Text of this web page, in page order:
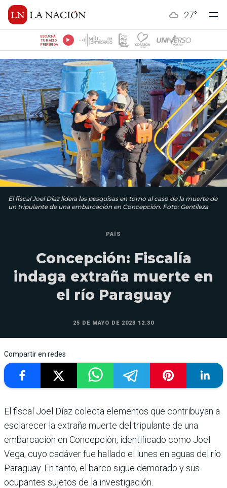
27°
ESCUCHÁ
TU RADIO
PREFERIDA
El fiscal Joel Díaz lidera las pesquisas en torno al caso de la muerte de
un tripulante de una embarcación en Concepción. Foto: Gentileza
PAÍS
Concepción: Fiscalía
indaga extraña muerte en
el río Paraguay
25 DE MAYO DE 2023 12:30
Compartir en redes
El fiscal Joel Díaz colecta elementos que contribuyan a
esclarecer la extraña muerte del tripulante de una
embarcación en Concepción, identificado como Joel
Vega, cuyo cadáver fue hallado el lunes en aguas del río
Paraguay. En tanto, el barco sigue demorado y sus
ocupantes sujetos de la investigación.